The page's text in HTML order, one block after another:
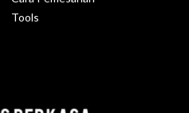
Tools